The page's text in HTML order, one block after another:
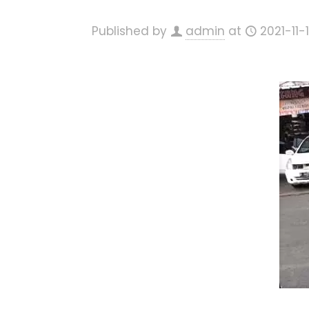
Published by admin at 2021-11-